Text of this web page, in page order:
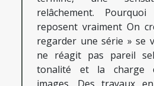
relâchement.
reposent vraiment On
regarder une série » se
ne réagit pas pareil
tonalité et la charge